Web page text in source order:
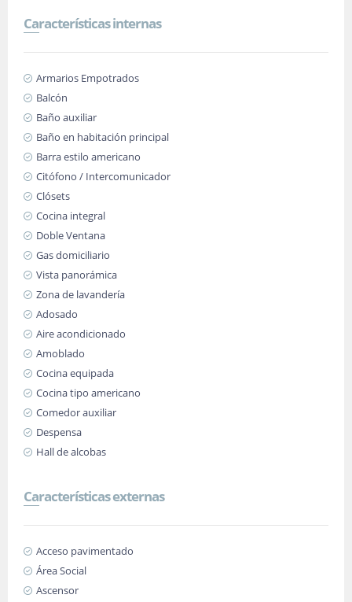
Características internas
Armarios Empotrados
Balcón
Baño auxiliar
Baño en habitación principal
Barra estilo americano
Citófono / Intercomunicador
Clósets
Cocina integral
Doble Ventana
Gas domiciliario
Vista panorámica
Zona de lavandería
Adosado
Aire acondicionado
Amoblado
Cocina equipada
Cocina tipo americano
Comedor auxiliar
Despensa
Hall de alcobas
Características externas
Acceso pavimentado
Área Social
Ascensor